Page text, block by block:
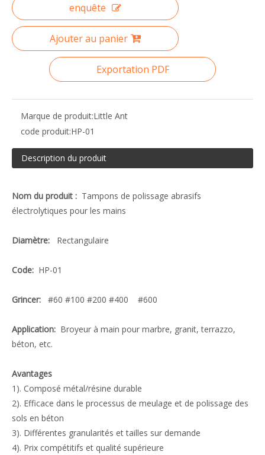
enquête
Ajouter au panier
Exportation PDF
Marque de produit:Little Ant
code produit:HP-01
Description du produit
Nom du produit : Tampons de polissage abrasifs
électrolytiques pour les mains
Diamètre: Rectangulaire
Code: HP-01
Grincer: #60 #100 #200 #400 #600
Application: Broyeur à main pour marbre, granit, terrazzo,
béton, etc.
Avantages
1). Composé métal/résine durable
2). Efficace dans le processus de meulage et de polissage des
sols en béton
3). Différentes granularités et tailles sur demande
4). Prix ​​compétitifs et qualité supérieure